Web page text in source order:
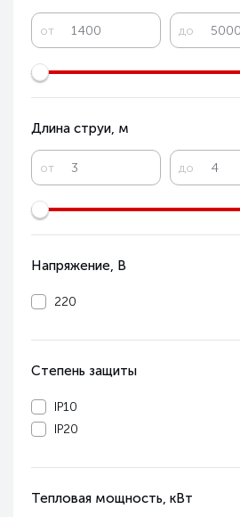
от до
Длина струи, м
от до
Напряжение, В
220
Степень защиты
IP10
IP20
Тепловая мощность, кВт